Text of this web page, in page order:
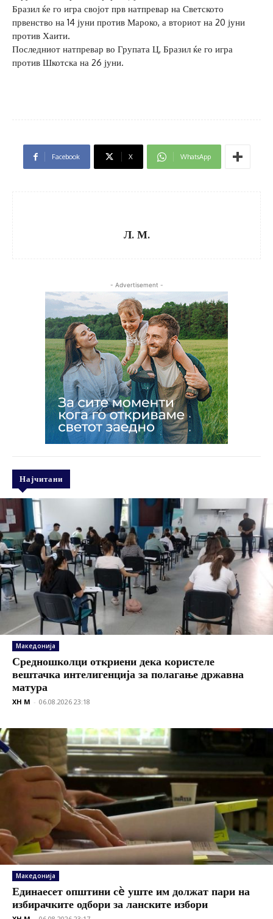
Бразил ќе го игра својот прв натпревар на Светското
првенство на 14 јуни против Мароко, а вториот на 20 јуни
против Хаити.
Последниот натпревар во Групата Ц, Бразил ќе го игра
против Шкотска на 26 јуни.
Facebook X WhatsApp
Л. М.
- Advertisement -
Најчитани
Македонија
Средношколци откриени дека користеле
вештачка интелигенција за полагање државна
матура
XH M - 06.08.2026 23:18
Македонија
Единаесет општини сè уште им должат пари на
избирачките одбори за ланските избори